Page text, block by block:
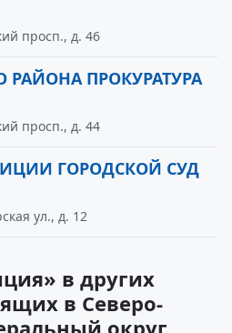
просп., д. 46
РАЙОНА ПРОКУРАТУРА
просп., д. 44
ГОРОДСКОЙ СУД
ул., д. 12
в других
в Северо-
округ